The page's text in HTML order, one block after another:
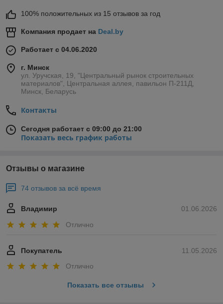
100% положительных из 15 отзывов за год
Компания продает на Deal.by
Работает с 04.06.2020
г. Минск
ул. Уручская, 19, "Центральный рынок строительных
материалов", Центральная аллея, павильон П-211Д,
Минск, Беларусь
Контакты
Сегодня работает с 09:00 до 21:00
Показать весь график работы
Отзывы о магазине
74 отзывов за всё время
01.06.2026
Владимир
Отлично
11.05.2026
Покупатель
Отлично
Показать все отзывы